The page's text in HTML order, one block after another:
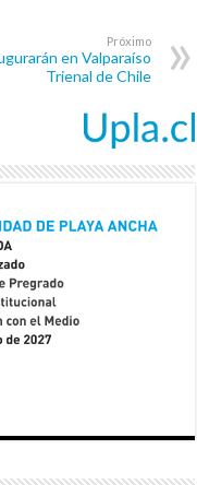
Próximo
en Valparaíso
Trienal de Chile